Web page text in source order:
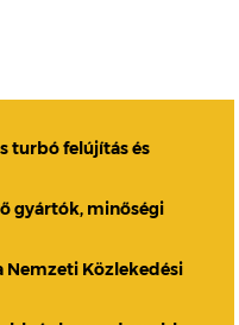
turbó felújítás és
gyártók, minőségi
Nemzeti Közlekedési